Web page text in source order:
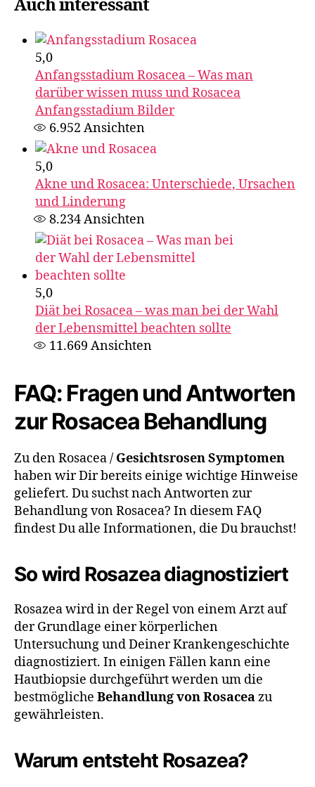
Auch interessant
5,0
Anfangsstadium Rosacea – Was man
darüber wissen muss und Rosacea
Anfangsstadium Bilder
6.952 Ansichten
5,0
Akne und Rosacea: Unterschiede, Ursachen
und Linderung
8.234Ansichten
5,0
Diät bei Rosacea – was man bei der Wahl
der Lebensmittel beachten sollte
11.669 Ansichten
FAQ: Fragen und Antworten
zur Rosacea Behandlung
Zu den Rosacea / Gesichtsrosen Symptomen
haben wir Dir bereits einige wichtige Hinweise
geliefert. Du suchst nach Antworten zur
Behandlung von Rosacea? In diesem FAQ
findest Du alle Informationen, die Du brauchst!
So wird Rosazea diagnostiziert
Rosazea wird in der Regel von einem Arzt auf
der Grundlage einer körperlichen
Untersuchung und Deiner Krankengeschichte
diagnostiziert. In einigen Fällen kann eine
Hautbiopsie durchgeführt werden um die
bestmögliche Behandlung von Rosaceazu
gewährleisten.
Warum entsteht Rosazea?